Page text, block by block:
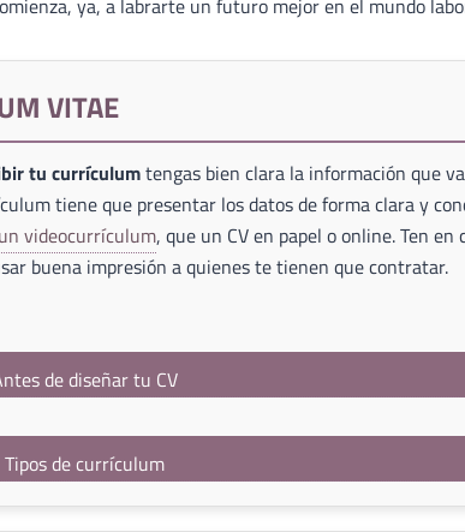
ya, a labrarte un futuro mejor en el mundo
VITAE
tu currículumtengas bien clara la información que
tiene que presentar los datos de forma clara y
videocurrículum, que un CV en papel o online. Ten en
buena impresión a quienes te tienen que contratar.
de diseñar tu CV
Tipos de currículum